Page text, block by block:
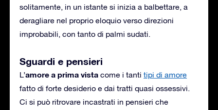
solitamente, in un istante si inizia a balbettare, a
deragliare nel proprio eloquio verso direzioni
improbabili, con tanto di palmi sudati.
Sguardi e pensieri
L’amore a prima vista come i tanti tipi di amore
fatto di forte desiderio e dai tratti quasi ossessivi.
Ci si può ritrovare incastrati in pensieri che